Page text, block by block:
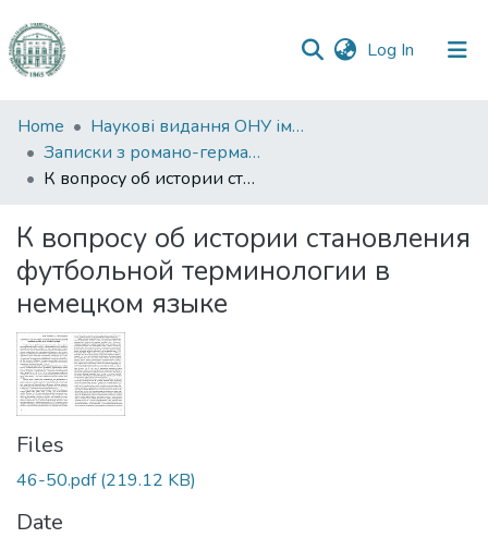
Log In (current)
Communities
&
Collections
Statistics
Home
Наукові видання ОНУ імені І. І. Мечникова
Записки з романо-германської філології
К вопросу об истории становления футбольной терминологии в немецком языке
К вопросу об истории становления
футбольной терминологии в
немецком языке
Files
46-50.pdf(219.12 KB)
Date